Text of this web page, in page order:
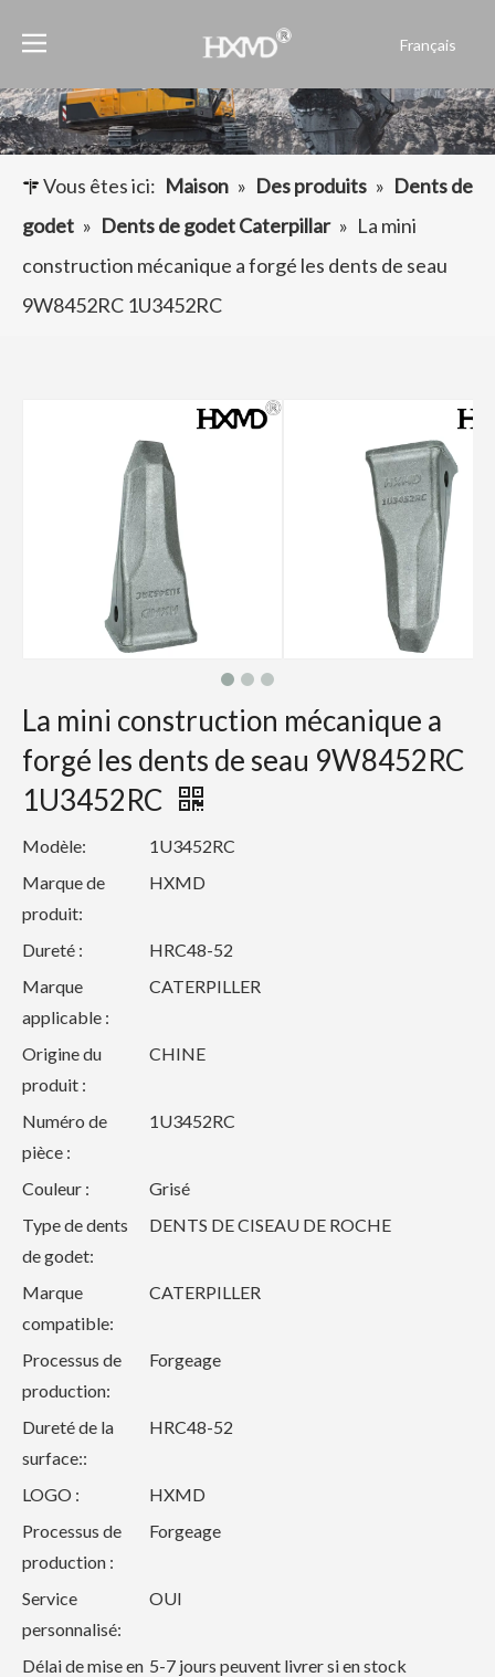
Français
العربية
Pусский
Español
Vous êtes ici: Maison » Des produits » Dents de
godet » Dents de godet Caterpillar » La mini
construction mécanique a forgé les dents de seau
9W8452RC 1U3452RC
La mini construction mécanique a
forgé les dents de seau 9W8452RC
1U3452RC
Modèle:
1U3452RC
Marque de
produit:
HXMD
Dureté :
HRC48-52
Marque
applicable :
CATERPILLER
Origine du
produit :
CHINE
Numéro de
pièce :
1U3452RC
Couleur :
Grisé
Type de dents
de godet:
DENTS DE CISEAU DE ROCHE
Marque
compatible:
CATERPILLER
Processus de
production:
Forgeage
Dureté de la
surface::
HRC48-52
LOGO :
HXMD
Processus de
production :
Forgeage
Service
personnalisé:
OUI
Délai de mise en 5-7 jours peuvent livrer si en stock